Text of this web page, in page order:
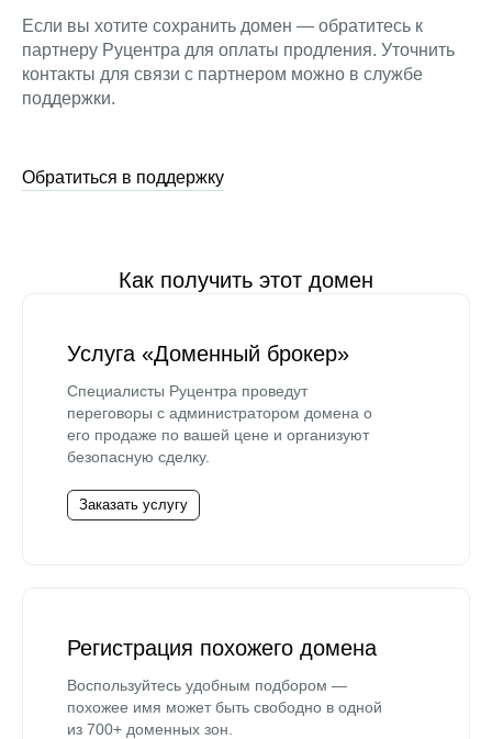
Если вы хотите сохранить домен — обратитесь к
партнеру Руцентра для оплаты продления. Уточнить
контакты для связи с партнером можно в службе
поддержки.
Обратиться в поддержку
Как получить этот домен
Услуга «Доменный брокер»
Специалисты Руцентра проведут
переговоры с администратором домена о
его продаже по вашей цене и организуют
безопасную сделку.
Заказать услугу
Регистрация похожего домена
Воспользуйтесь удобным подбором —
похожее имя может быть свободно в одной
из 700+ доменных зон.